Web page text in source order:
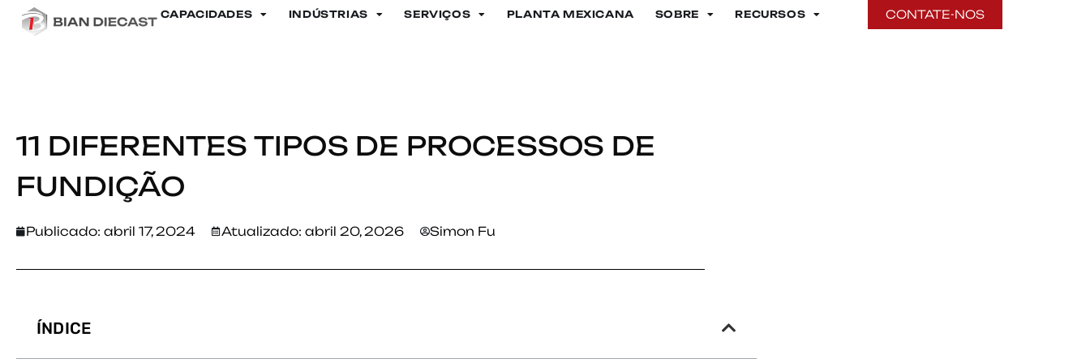
CAPACIDADES INDÚSTRIAS SERVIÇOS PLANTA MEXICANA SOBRE RECURSOS CONTATE-NOS
Lar > 11 Diferentes tipos de processos de fundição
11 DIFERENTES TIPOS DE PROCESSOS DE
FUNDIÇÃO
Publicado: abril 17, 2024 Atualizado: abril 20, 2026 Simon Fu
ÍNDICE